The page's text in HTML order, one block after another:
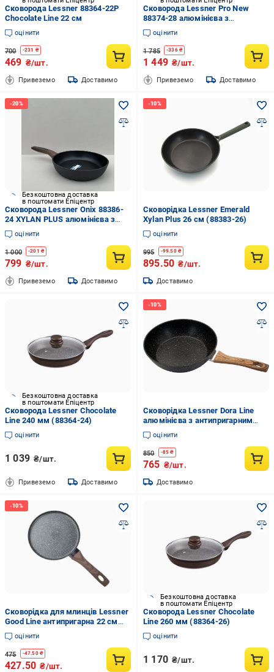
Сковорода Lessner 88364-22P
Chocolate Line 22 см
оцінити
700 -231 ₴
469 ₴/шт.
Привеземо Доставимо
Сковорода Lessner Pro New
88374-28 алюмінієва з
антипригарним покриттям 28 см
оцінити
1 785 -336₴
1 449 ₴/шт.
Привеземо Доставимо
Безкоштовна доставка
в поштомати Епіцентр
Сковорода Lessner Onix 88386-
24 XYLAN PLUS алюмінієва з
антипригарним покриттям 24 см
(2609287885)
оцінити
1 000 -201 ₴
799 ₴/шт.
Привеземо Доставимо
Сковорідка Lessner Emerald
Xylan Plus 26 см (88383-26)
оцінити
995 -99.50₴
895.50 ₴/шт.
Доставимо
Безкоштовна доставка
в поштомати Епіцентр
Сковорода Lessner Chocolate
Line 240 мм (88364-24)
оцінити
1 039 ₴/шт.
Привеземо Доставимо
Сковорідка Lessner Dora Line
алюмінієва з антипригарним
покриттям Xylan 24 см (88388-
24)
оцінити
850 -85 ₴
765 ₴/шт.
Доставимо
Сковорідка для млинців Lessner
Good Line антипригарна 22 см
(88379-22P)
оцінити
475 -47.50₴
427.50 ₴/шт.
Безкоштовна доставка
в поштомати Епіцентр
Сковорода Lessner Chocolate
Line 260 мм (88364-26)
оцінити
1 170 ₴/шт.